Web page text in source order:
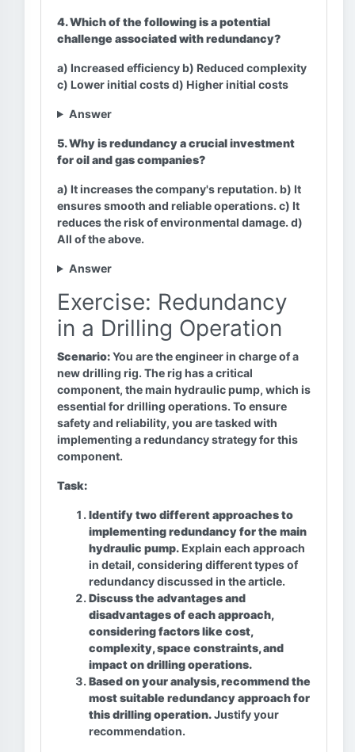
4. Which of the following is a potential
challenge associated with redundancy?
a) Increased efficiency b) Reduced complexity
c) Lower initial costs d) Higher initial costs
Answer
5. Why is redundancy a crucial investment
for oil and gas companies?
a) It increases the company's reputation. b) It
ensures smooth and reliable operations. c) It
reduces the risk of environmental damage. d)
All of the above.
Answer
Exercise: Redundancy
in a Drilling Operation
Scenario:You are the engineer in charge of a
new drilling rig. The rig has a critical
component, the main hydraulic pump, which is
essential for drilling operations. To ensure
safety and reliability, you are tasked with
implementing a redundancy strategy for this
component.
Task:
Identify two different approaches to
implementing redundancy for the main
hydraulic pump. Explain each approach
in detail, considering different types of
redundancy discussed in the article.
Discuss the advantages and
disadvantages of each approach,
considering factors like cost,
complexity, space constraints, and
impact on drilling operations.
Based on your analysis, recommend the
most suitable redundancy approach for
this drilling operation.Justify your
recommendation.